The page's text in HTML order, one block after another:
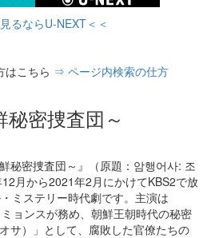
るならU-NEXT＜＜
はこちら ⇒ ページ内検索の仕方
密捜査団～
秘密捜査団～』（原題：암행어사: 조
月から2021年2月にかけてKBS2で放
ミステリー時代劇です。主演は
ョンスが務め、朝鮮王朝時代の秘密
サ）」として、腐敗した官僚たちの